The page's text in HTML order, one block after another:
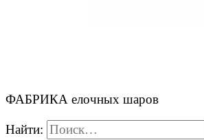
ФАБРИКА елочных шаров
Найти: